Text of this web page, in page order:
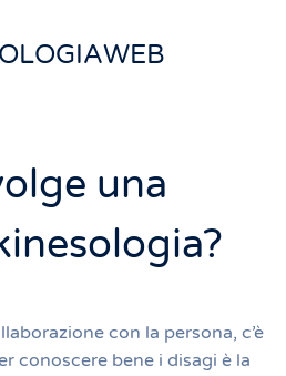
principale
una
con la persona, c’è
conoscere bene i disagi è la